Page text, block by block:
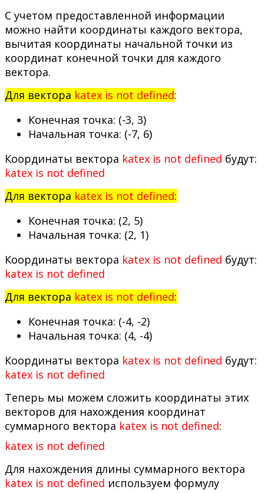
С учетом предоставленной информации
можно найти координаты каждого вектора,
вычитая координаты начальной точки из
координат конечной точки для каждого
вектора.
Для вектора katex is not defined:
Конечная точка: (-3, 3)
Начальная точка: (-7, 6)
Координаты вектора katex is not defined будут:
katex is not defined
Для вектора katex is not defined:
Конечная точка: (2, 5)
Начальная точка: (2, 1)
Координаты вектора katex is not defined будут:
katex is not defined
Для вектора katex is not defined:
Конечная точка: (-4, -2)
Начальная точка: (4, -4)
Координаты вектора katex is not defined будут:
katex is not defined
Теперь мы можем сложить координаты этих
векторов для нахождения координат
суммарного вектора katex is not defined:
katex is not defined
Для нахождения длины суммарного вектора
katex is not defined используем формулу